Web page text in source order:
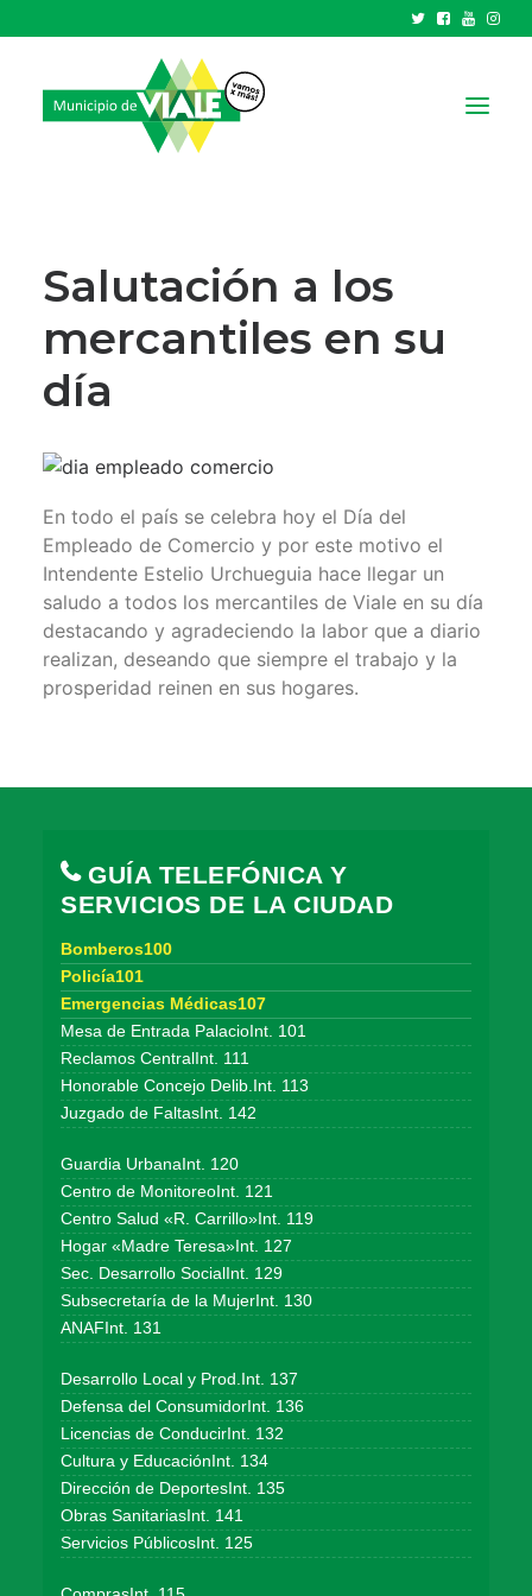
GOBIERNO
HCD
TRÁMITES Y SERVICIOS
CIUDAD
Salutación a los
mercantiles en su
día
En todo el país se celebra hoy el Día del
Empleado de Comercio y por este motivo el
Intendente Estelio Urchueguia hace llegar un
saludo a todos los mercantiles de Viale en su día
destacando y agradeciendo la labor que a diario
realizan, deseando que siempre el trabajo y la
prosperidad reinen en sus hogares.
GUÍA TELEFÓNICA Y
SERVICIOS DE LA CIUDAD
Bomberos100
Policía101
Emergencias Médicas107
Mesa de Entrada PalacioInt. 101
Reclamos CentralInt. 111
Honorable Concejo Delib.Int. 113
Juzgado de FaltasInt. 142
Guardia UrbanaInt. 120
Centro de MonitoreoInt. 121
Centro Salud «R. Carrillo»Int. 119
Hogar «Madre Teresa»Int. 127
Sec. Desarrollo SocialInt. 129
Subsecretaría de la MujerInt. 130
ANAFInt. 131
Desarrollo Local y Prod.Int. 137
Defensa del ConsumidorInt. 136
Licencias de ConducirInt. 132
Cultura y EducaciónInt. 134
Dirección de DeportesInt. 135
Obras SanitariasInt. 141
Servicios PúblicosInt. 125